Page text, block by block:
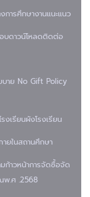
การศึกษางานแนะแนว
บดาวน์โหลดติดต่อ
บาย No Gift Policy
รงเรียนผังโรงเรียน
ยในสถานศึกษา
ก้าวหน้าการจัดซื้อจัด
พ.ศ .2568